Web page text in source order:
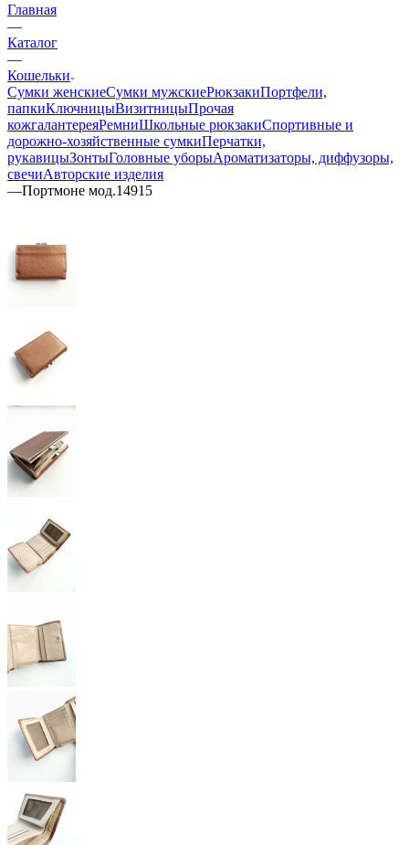
Главная
—
Каталог
—
Кошельки
Сумки женскиеСумки мужскиеРюкзакиПортфели,
папкиКлючницыВизитницыПрочая
кожгалантереяРемниШкольные рюкзакиСпортивные и
дорожно-хозяйственные сумкиПерчатки,
рукавицыЗонтыГоловные уборыАроматизаторы, диффузоры,
свечиАвторские изделия
—Портмоне мод.14915